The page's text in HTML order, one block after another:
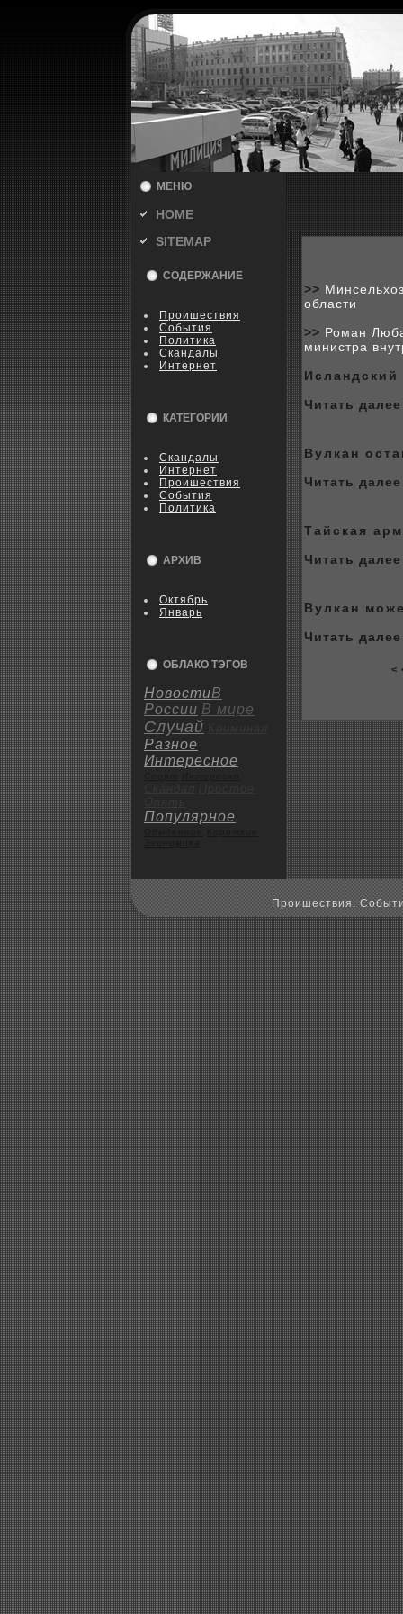
МЕНЮ
HOME
SITEMAP
СОДЕРЖАНИЕ
Пpoишествия
События
Политика
Скандалы
Интернет
КАТЕГОРИИ
Скандалы
Интернет
Пpoишествия
События
Политика
АРХИВ
Октябрь
Январь
ОБЛАКО ТЭГОВ
НовостиВ
России В мире
Случай
Разное
Интересное
Популярное
>>
области
>> Роман
министра
Исландский
Читать
Вулкан
Читать
Тайская
Читать
Вулкан
Читать
<
Пpoишествия.